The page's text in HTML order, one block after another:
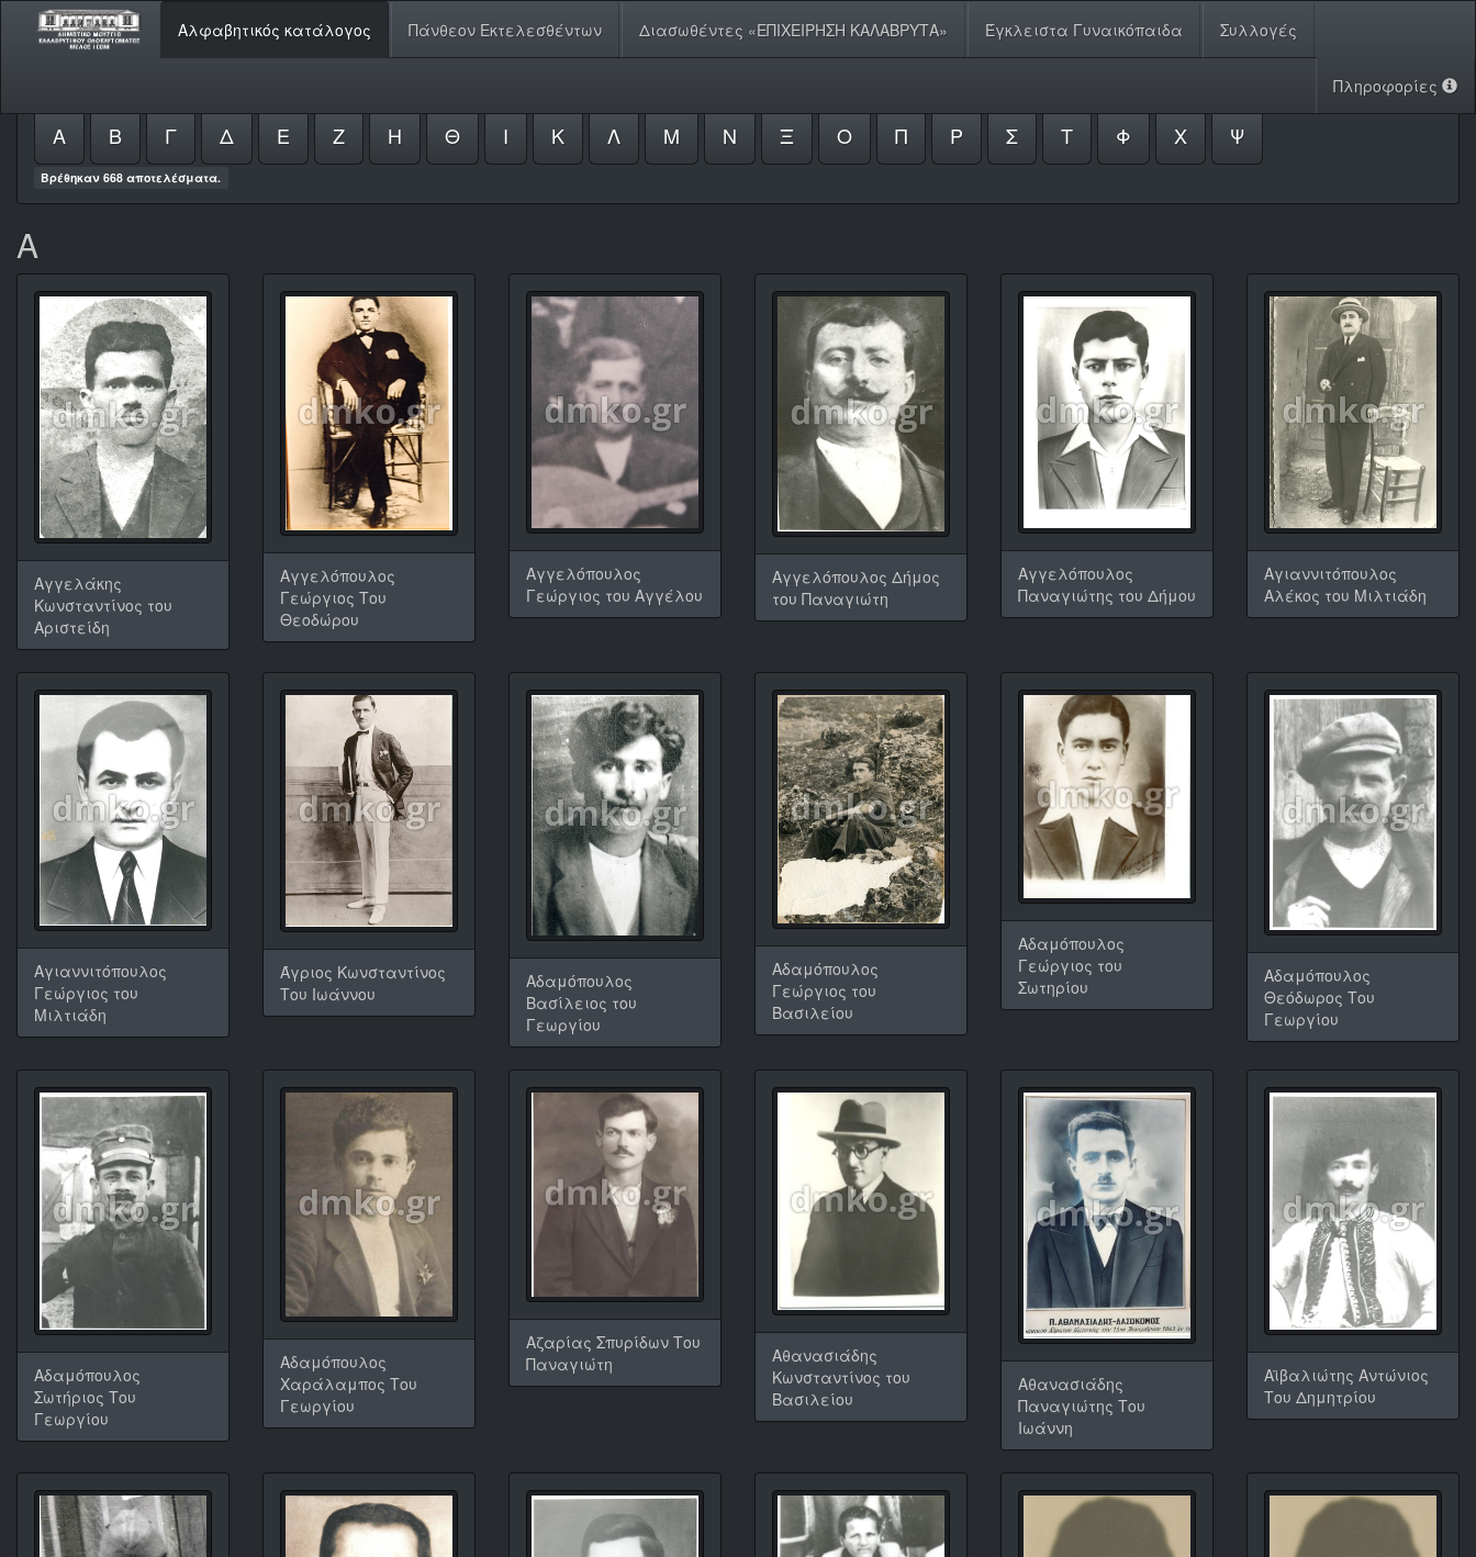
Αλφαβητικός κατάλογος Πάνθεον Εκτελεσθέντων Διασωθέντες «ΕΠΙΧΕΙΡΗΣΗ ΚΑΛΑΒΡΥΤΑ» Έγκλειστα Γυναικόπαιδα Συλλογές
Πληροφορίες
Α Β Γ Δ Ε Ζ Η Θ Ι Κ Λ Μ Ν Ξ Ο Π Ρ Σ Τ Φ Χ Ψ
Βρέθηκαν 668 αποτελέσματα.
Α
Αγγελάκης
Κωνσταντίνος του
Αριστείδη
Αγγελόπουλος
Γεώργιος Του
Θεοδώρου
Αγγελόπουλος
Γεώργιος του Αγγέλου
Αγγελόπουλος Δήμος
του Παναγιώτη
Αγγελόπουλος
Παναγιώτης του Δήμου
Αγιαννιτόπουλος
Αλέκος του Μιλτιάδη
Αγιαννιτόπουλος
Γεώργιος του
Μιλτιάδη
Άγριος Κωνσταντίνος
Του Ιωάννου
Αδαμόπουλος
Βασίλειος του
Γεωργίου
Αδαμόπουλος
Γεώργιος του
Βασιλείου
Αδαμόπουλος
Γεώργιος του
Σωτηρίου
Αδαμόπουλος
Θεόδωρος Του
Γεωργίου
Αδαμόπουλος
Σωτήριος Του
Γεωργίου
Αδαμόπουλος
Χαράλαμπος Του
Γεωργίου
Αζαρίας Σπυρίδων Του
Παναγιώτη
Αθανασιάδης
Κωνσταντίνος του
Βασιλείου
Αθανασιάδης
Παναγιώτης Του
Ιωάννη
Αϊβαλιώτης Αντώνιος
Του Δημητρίου